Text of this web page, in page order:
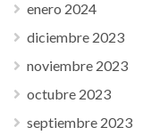
enero 2024
diciembre 2023
noviembre 2023
octubre 2023
septiembre 2023